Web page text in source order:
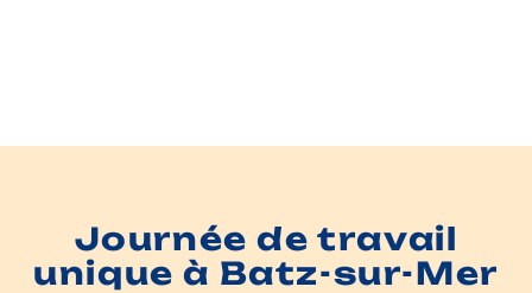
Journée de travail
unique à Batz-sur-Mer